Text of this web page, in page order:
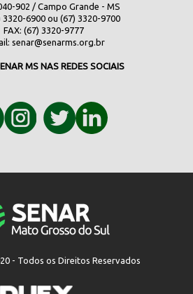
902 / Campo Grande - MS
3320-6900 ou (67) 3320-9700
FAX: (67) 3320-9777
senar@senarms.org.br
MS NAS REDES SOCIAIS
- Todos os Direitos Reservados